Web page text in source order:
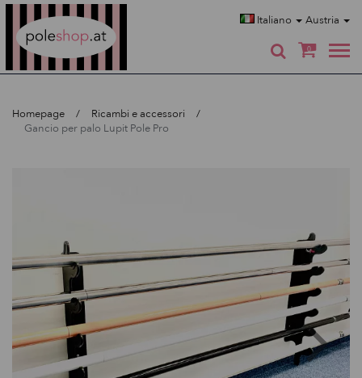
Italiano Austria
0
Homepage
Ricambi e accessori
Gancio per palo Lupit Pole Pro